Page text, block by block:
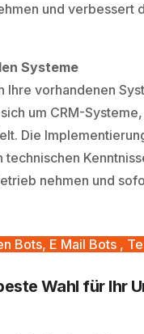
und verbessert
Systeme
Ihre vorhandenen
um CRM-
Die
nehmen und
Bots, E Mail Bots ,
Wahl für Ihr